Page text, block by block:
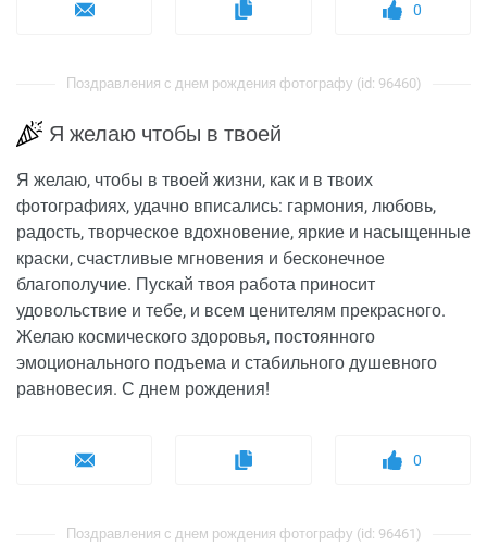
0
Поздравления с днем рождения фотографу (id: 96460)
Я желаю чтобы в твоей
Я желаю, чтобы в твоей жизни, как и в твоих
фотографиях, удачно вписались: гармония, любовь,
радость, творческое вдохновение, яркие и насыщенные
краски, счастливые мгновения и бесконечное
благополучие. Пускай твоя работа приносит
удовольствие и тебе, и всем ценителям прекрасного.
Желаю космического здоровья, постоянного
эмоционального подъема и стабильного душевного
равновесия. С днем рождения!
0
Поздравления с днем рождения фотографу (id: 96461)